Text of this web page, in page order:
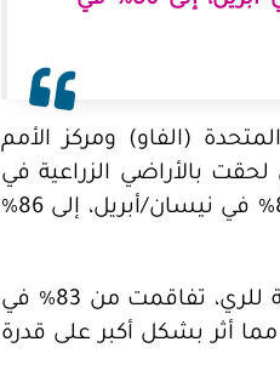
(الفاو) ومركز الأمم
بالأراضي الزراعية في
غزة تزايدًا مستمرًا طوال عام 2025م، حيث ارتفعت من حوالي 80% في نيسان/أبريل، إلى 86%
ووفق التحليل، فإن الأضرار التي لحقت بالآبار الزراعية، وهي حيوية للري، تفاقمت من 83% في
الماضي، مما أثر بشكل أكبر على قدرة